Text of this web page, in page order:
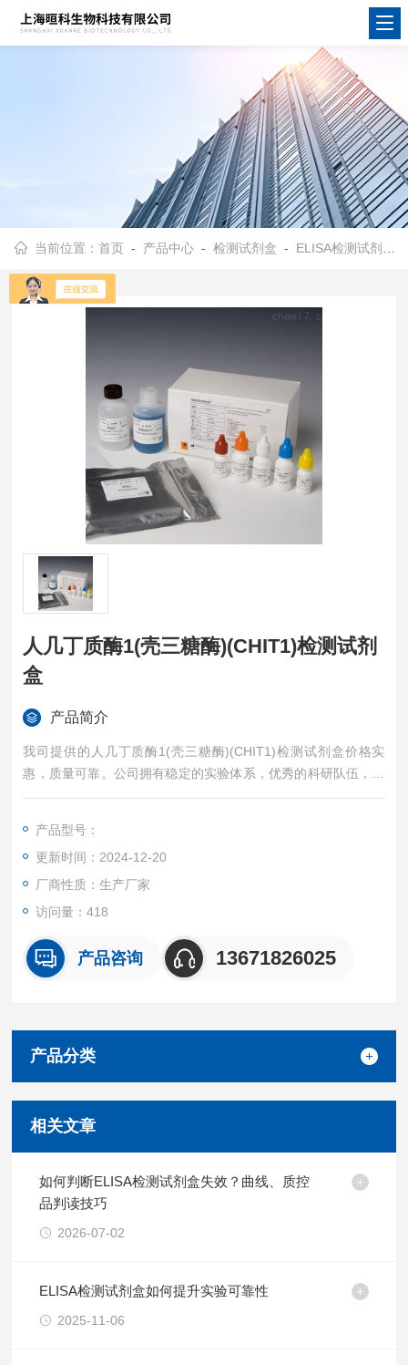
当前位置：首页 - 产品中心 -检测试剂盒 - ELISA检测试剂盒
人几丁质酶1(壳三糖酶)(CHIT1)检测试剂
盒
产品简介
我司提供的人几丁质酶1(壳三糖酶)(CHIT1)检测试剂盒价格实
惠，质量可靠。公司拥有稳定的实验体系，优秀的科研队伍，准
确的实验结果，是您值得信赖的合作伙伴，凡购买我司的试剂盒
产品型号：
更新时间：2024-12-20
厂商性质：生产厂家
访问量：418
产品咨询 13671826025
产品分类
相关文章
如何判断ELISA检测试剂盒失效？曲线、质控
品判读技巧
2026-07-02
ELISA检测试剂盒如何提升实验可靠性
2025-11-06